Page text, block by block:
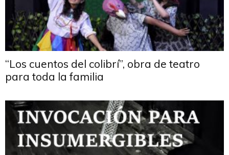
“Los cuentos del colibrí”, obra de teatro
para toda la familia